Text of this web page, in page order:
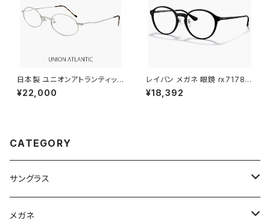
日本製 ユニオンアトランティック
メガネ ua3600 22 46mm uni
onatlantic 眼鏡 鯖江 メンズ
¥22,000
レイバン メガネ 眼鏡 rx7178d
5725 51mm Ray-Ban 眼鏡 メ
ンズ レディース ユニセックス モ
¥18,392
CATEGORY
サングラス
Ray-Ban レイバン
メガネ